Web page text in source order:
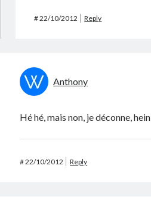
#22/10/2012 Reply
Anthony
Hé hé, mais non, je déconne, hein
#22/10/2012 Reply